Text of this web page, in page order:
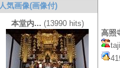
高照
人気画像(画像付)
本堂内... (13990 hits)